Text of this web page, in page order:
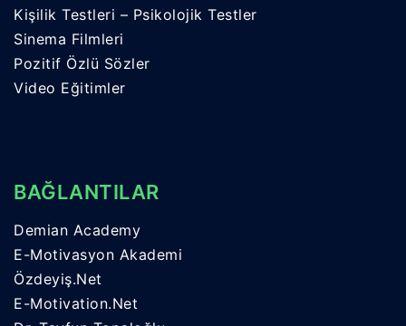
Kişilik Testleri – Psikolojik Testler
Sinema Filmleri
Pozitif Özlü Sözler
Video Eğitimler
BAĞLANTILAR
Demian Academy
E-Motivasyon Akademi
Özdeyiş.Net
E-Motivation.Net